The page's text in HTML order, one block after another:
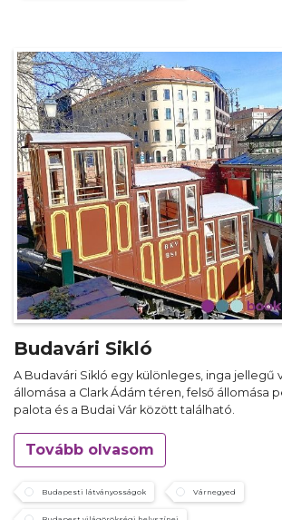
Budavári Sikló
A Budavári Sikló egy különleges, inga jellegű
állomása a Clark Ádám téren, felső állomása
palota és a Budai Vár között található.
Tovább olvasom
Budapesti látványosságok Várnegyed